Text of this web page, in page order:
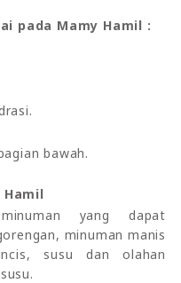
pada Mamy Hamil :
bawah.
Hamil
yang dapat
minuman manis
susu dan olahan